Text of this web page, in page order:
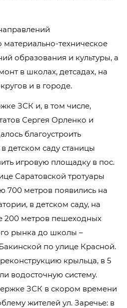
техническое
образования и культуры, а
в школах, детсадах, на
и в городе.
ЗСК и, в том числе,
Сергея Орленко и
благоустроить
детском саду станицы
игровую площадку в пос.
Саратовской тротуары
700 метров появились на
в детском саду, на
200 метров пешеходных
рынка до школы –
по улице Красной.
крыльца, в 5
водосточную систему.
ЗСК в скором времени
жителей ул. Заречье: в